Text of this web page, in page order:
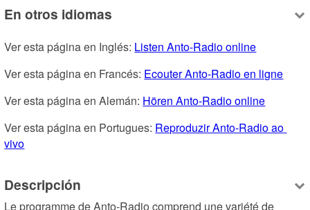
En otros idiomas
Ver esta página en Inglés: Listen Anto-Radio online
Ver esta página en Francés: Ecouter Anto-Radio en ligne
Ver esta página en Alemán: Hören Anto-Radio online
Ver esta página en Portugues: Reproduzir Anto-Radio ao
vivo
Descripción
Le programme de Anto-Radio comprend une variété de